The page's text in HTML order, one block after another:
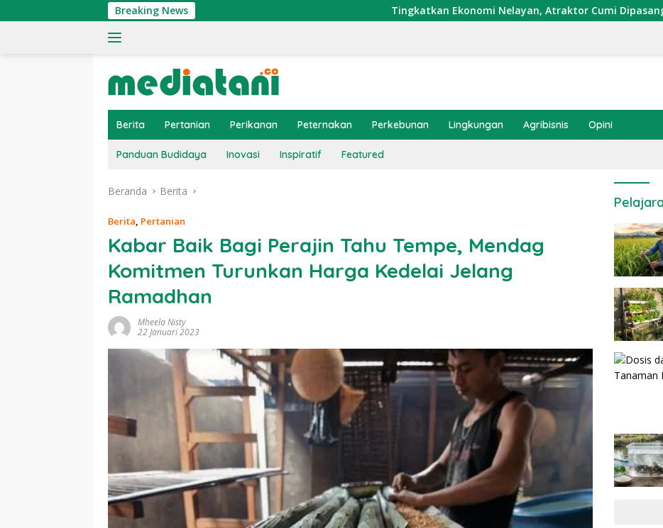
ke
Breaking News Tingkatkan Ekonomi Nelayan, Atraktor Cumi Dipasang di Coral Garden
Berita Pertanian Perikanan Peternakan Perkebunan Lingkungan Agribisnis Opini
Panduan Budidaya Inovasi Inspiratif Featured
Beranda Berita
Berita, Pertanian
Kabar Baik Bagi Perajin Tahu Tempe, Mendag
Komitmen Turunkan Harga Kedelai Jelang
Ramadhan
Mheela Nisty
22 Januari 2023